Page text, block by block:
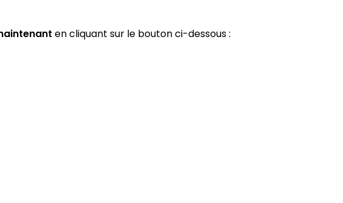
en cliquant sur le bouton ci-dessous :